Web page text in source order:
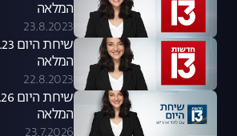
המלאה
23.8.2023
המלאה
22.8.2023
המלאה